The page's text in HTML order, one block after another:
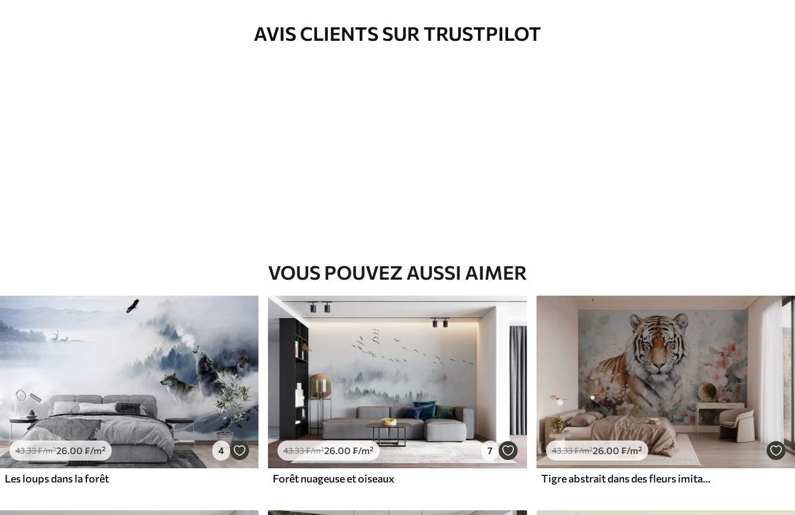
AVIS CLIENTS SUR TRUSTPILOT
VOUS POUVEZ AUSSI AIMER
43.33₣/m²26 .00 ₣/m² 4
Les loups dans la forêt
43.33₣/m²26 .00 ₣/m² 7
Forêt nuageuse et oiseaux
43.33₣/m²26 .00 ₣/m²
Tigre abstrait dans des fleurs imitation aquarelle